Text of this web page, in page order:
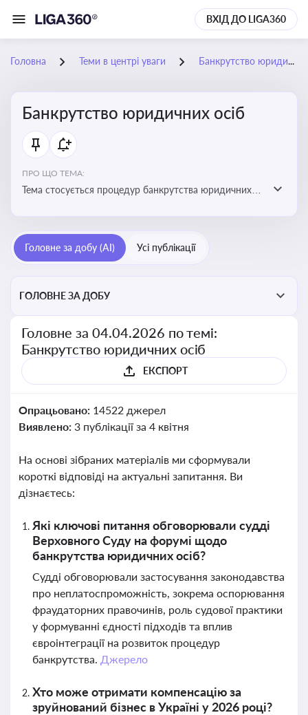
ВХІД ДО LIGA360
Головна Теми в центрі уваги Банкрутство юридичних осіб
Банкрутство юридичних осіб
ПРО ЩО ТЕМА:
Тема стосується процедур банкрутства юридичних
Головне за добу (AI) Усі публікації
ГОЛОВНЕ ЗА ДОБУ
Головне за 04.04.2026 по темі:
Банкрутство юридичних осіб
ЕКСПОРТ
Опрацьовано: 14522 джерел
Виявлено: 3 публікації за 4 квітня
На основі зібраних матеріалів ми сформували
короткі відповіді на актуальні запитання. Ви
дізнаєтесь:
Які ключові питання обговорювали судді
Верховного Суду на форумі щодо
банкрутства юридичних осіб?
Судді обговорювали застосування законодавства
про неплатоспроможність, зокрема оспорювання
фраудаторних правочинів, роль судової практики
у формуванні єдності підходів та вплив
євроінтеграції на розвиток процедур
банкрутства. Джерело
Хто може отримати компенсацію за
зруйнований бізнес в Україні у 2026 році?